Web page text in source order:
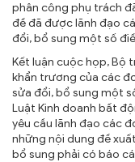
phân công phụ trách
đề đã được lãnh đạo
đổi, bổ sung một số
Kết luận cuộc họp, Bộ
khẩn trương của các
sửa đổi, bổ sung một
Luật Kinh doanh bất
yêu cầu lãnh đạo các
những nội dung đề
bổ sung phải có báo